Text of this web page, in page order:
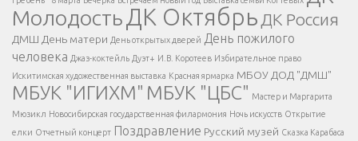
Напишите нам
</span >
Написать
</button >
</div >
</div > </div >
МолодостьДК Октябрь ДК Россия
ДМШ День матери День открытых дверей День пожилого
человека Джаз-коктейль Дуэт+ И.В. Коротеев Избирательное право
Искитимская художественная выставка Красная ярмарка МБОУ ДОД "ДМШ"
МБУК "ИГИХМ" МБУК "ЦБС" Мастер и Маргарита
Мюзикл Новосибирская государственная филармония Ночь искусств Открытие
елки Отчетный концерт Поздравление Русский музей Сказка Карабаса